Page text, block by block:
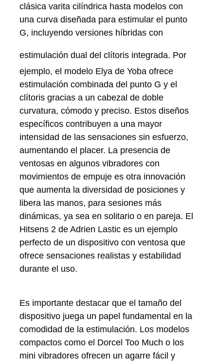
clásica varita cilíndrica hasta modelos con
una curva diseñada para estimular el punto
G, incluyendo versiones híbridas con
estimulación dual del clítoris integrada. Por
ejemplo, el modelo Elya de Yoba ofrece
estimulación combinada del punto G y el
clítoris gracias a un cabezal de doble
curvatura, cómodo y preciso. Estos diseños
específicos contribuyen a una mayor
intensidad de las sensaciones sin esfuerzo,
aumentando el placer. La presencia de
ventosas en algunos vibradores con
movimientos de empuje es otra innovación
que aumenta la diversidad de posiciones y
libera las manos, para sesiones más
dinámicas, ya sea en solitario o en pareja. El
Hitsens 2 de Adrien Lastic es un ejemplo
perfecto de un dispositivo con ventosa que
ofrece sensaciones realistas y estabilidad
durante el uso.
Es importante destacar que el tamaño del
dispositivo juega un papel fundamental en la
comodidad de la estimulación. Los modelos
compactos como el Dorcel Too Much o los
mini vibradores ofrecen un agarre fácil y